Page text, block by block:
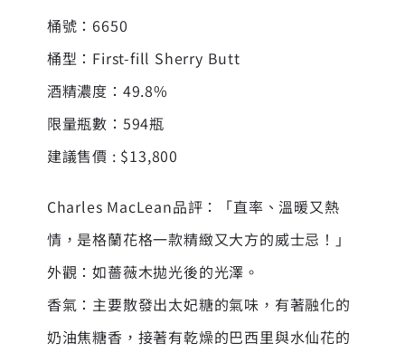
桶號：6650
桶型：First-fill Sherry Butt
酒精濃度：49.8%
限量瓶數：594瓶
建議售價 : $13,800
Charles MacLean品評：「直率、溫暖又熱
情，是格蘭花格一款精緻又大方的威士忌！」
外觀：如薔薇木拋光後的光澤。
香氣：主要散發出太妃糖的氣味，有著融化的
奶油焦糖香，接著有乾燥的巴西里與水仙花的